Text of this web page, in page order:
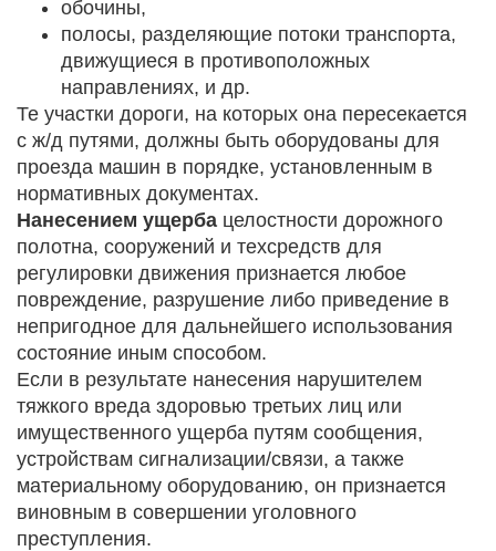
обочины,
полосы, разделяющие потоки транспорта,
движущиеся в противоположных
направлениях, и др.
Те участки дороги, на которых она пересекается
с ж/д путями, должны быть оборудованы для
проезда машин в порядке, установленным в
нормативных документах.
Нанесением ущерба целостности дорожного
полотна, сооружений и техсредств для
регулировки движения признается любое
повреждение, разрушение либо приведение в
непригодное для дальнейшего использования
состояние иным способом.
Если в результате нанесения нарушителем
тяжкого вреда здоровью третьих лиц или
имущественного ущерба путям сообщения,
устройствам сигнализации/связи, а также
материальному оборудованию, он признается
виновным в совершении уголовного
преступления.